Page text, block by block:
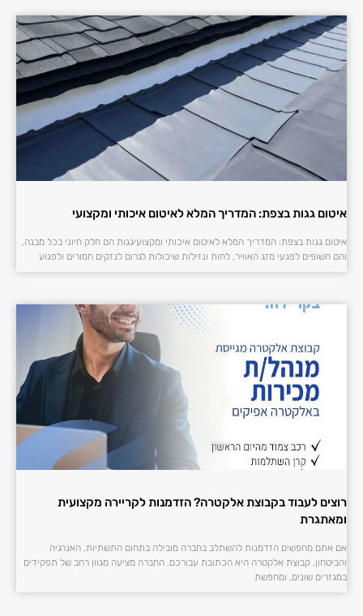
איטום גגות בצפת: המדריך המלא לאיטום איכותי ומקצועי
איטום גגות בצפת: המדריך המלא לאיטום איכותי ומקצועיגגות הם חלק חיוני בכל מבנה,
והם חשופים לפגעי מזג האוויר, לחות ונזילות שיכולות לגרום לנזקים חמורים ולפגוע
רוצים לעבוד בקבוצת אלקטרה? הזדמנות לקריירה מקצועית
ומאתגרת
אם אתם מחפשים הזדמנות להשתלב בחברה מובילה בתחום התשתיות, האנרגיה
והביטחון, קבוצת אלקטרה היא הכתובת עבורכם. החברה מציעה מגוון רחב של תפקידים
במגזרים שונים, ומחפשת